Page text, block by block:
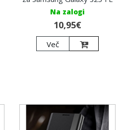
Na zalogi
10,95€
Več